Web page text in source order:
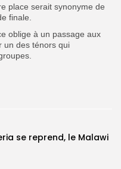
place serait synonyme de
finale.
oblige à un passage aux
un des ténors qui
se reprend, le Malawi